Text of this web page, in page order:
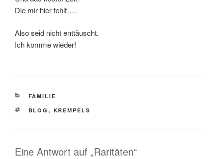
Die mir hier fehlt….
Also seid nicht enttäuscht.
Ich komme wieder!
KATEGORIEN
FAMILIE
SCHLAGWÖRTER
BLOG , KREMPELS
Eine Antwort auf „Raritäten“